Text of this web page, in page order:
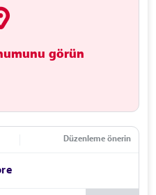
görün
Düzenleme önerin